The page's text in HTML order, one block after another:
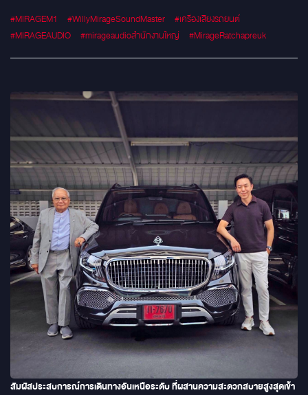
#MIRAGEM1 #WillyMirageSoundMaster
#เครื่องเสียงรถยนต์
#MIRAGEAUDIO
#mirageaudioสำนักงานใหญ่ #MirageRatchapreuk
สัมผัสประสบการณ์การเดินทางอันเหนือระดับ ที่ผสานความสะดวกสบายสูงสุดเข้า